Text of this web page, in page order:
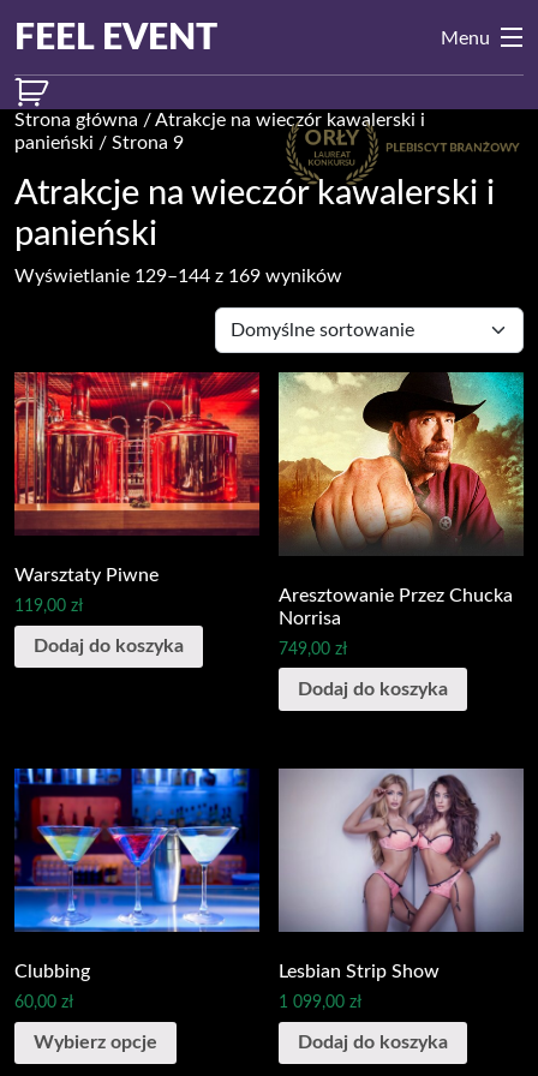
Main
Navigation
FEEL EVENT Menu
Strona główna /Atrakcje na wieczór kawalerski i
panieński / Strona 9
Atrakcje na wieczór kawalerski i
panieński
Wyświetlanie 129–144 z 169 wyników
Warsztaty Piwne
119,00 zł
Dodaj do koszyka
Aresztowanie Przez Chucka
Norrisa
749,00zł
Dodaj do koszyka
Clubbing
60,00 zł
Wybierz opcje
Lesbian Strip Show
1 099,00zł
Dodaj do koszyka